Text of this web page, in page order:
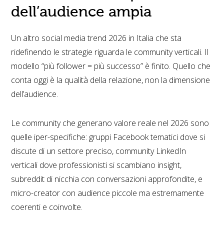
dell’audience ampia
Un altro social media trend 2026 in Italia che sta
ridefinendo le strategie riguarda le community verticali. Il
modello “più follower = più successo” è finito. Quello che
conta oggi è la qualità della relazione, non la dimensione
dell’audience.
Le community che generano valore reale nel 2026 sono
quelle iper-specifiche: gruppi Facebook tematici dove si
discute di un settore preciso, community LinkedIn
verticali dove professionisti si scambiano insight,
subreddit di nicchia con conversazioni approfondite, e
micro-creator con audience piccole ma estremamente
coerenti e coinvolte.